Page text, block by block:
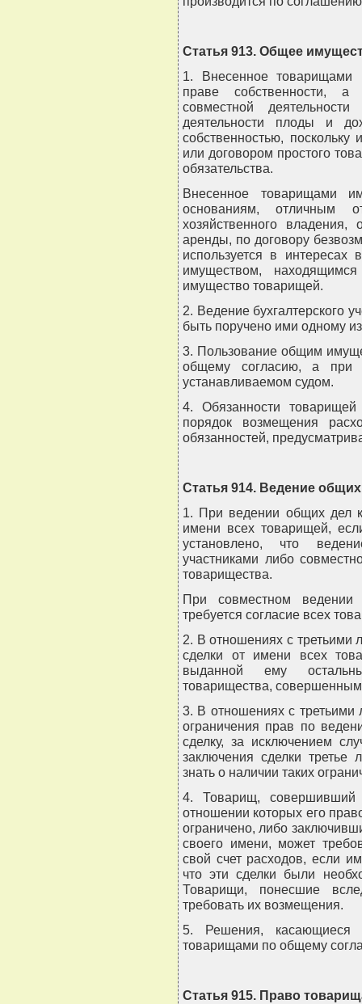
Статья 913. Общее
1. Внесенное товарищами
праве собственности, а
совместной
деятельности плоды и
собственностью, поскольку
или договором простого
обязательства.
Внесенное товарищами
основаниям, отличным
хозяйственного владения,
аренды, по договору
используется в
имуществом,
имущество товарищей.
2. Ведение бухгалтерского
быть поручено ими одному
3. Пользование общим
общему согласию, а при
устанавливаемом судом.
4. Обязанности
порядок возмещения
обязанностей,
Статья 914. Ведение
1. При ведении общих дел
имени всех товарищей,
установлено, что
участниками либо
товарищества.
При совместном
требуется согласие всех
2. В отношениях с третьими
сделки от имени всех
выданной ему
товарищества,
3. В отношениях с третьими
ограничения прав по
сделку, за исключением
заключения сделки
знать о наличии таких
4. Товарищ,
отношении которых его
ограничено, либо
своего имени, может
свой счет расходов, если
что эти сделки были
Товарищи, понесшие
требовать их возмещения.
5. Решения, касающиеся
товарищами по общему
Статья 915. Право